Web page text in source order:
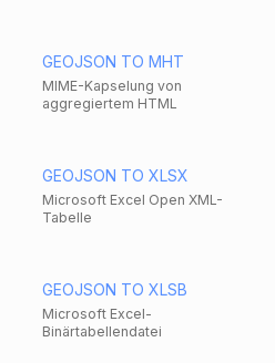
GEOJSON TO MHT
MIME-Kapselung von
aggregiertem HTML
GEOJSON TO XLSX
Microsoft Excel Open XML-
Tabelle
GEOJSON TO XLSB
Microsoft Excel-
Binärtabellendatei